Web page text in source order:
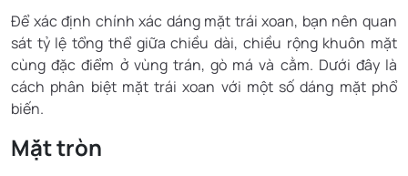
Để xác định chính xác dáng mặt trái xoan, bạn nên quan
sát tỷ lệ tổng thể giữa chiều dài, chiều rộng khuôn mặt
cùng đặc điểm ở vùng trán, gò má và cằm. Dưới đây là
cách phân biệt mặt trái xoan với một số dáng mặt phổ
biến.
Mặt tròn